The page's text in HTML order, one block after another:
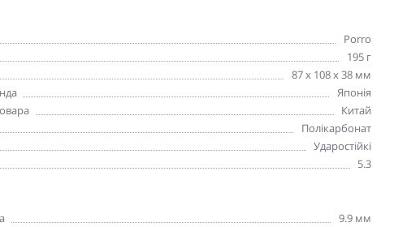
Porro
195 г
87 x 108 x 38 мм
Японія
Китай
Полікарбонат
Ударостійкі
5.3
9.9 мм